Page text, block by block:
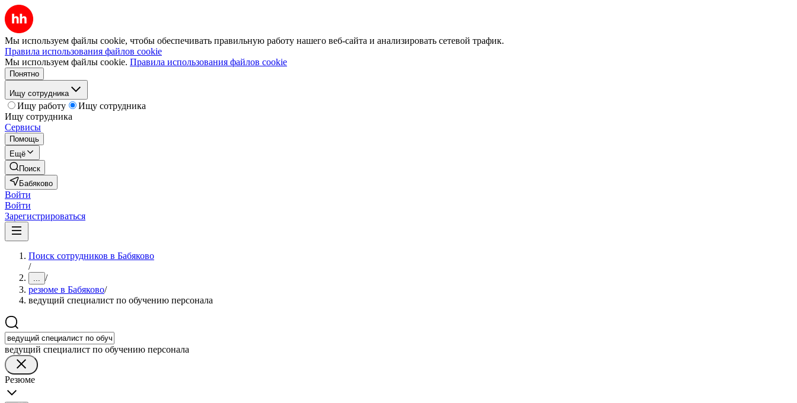
Мы используем файлы cookie, чтобы обеспечивать правильную работу нашего веб-сайта и анализировать сетевой трафик.
Правила использования файлов cookie
Мы используем файлы cookie. Правила использования файлов cookie
Понятно
Ищу сотрудника
Ищу работу
Ищу сотрудника
Ищу сотрудника
Сервисы
Помощь
Ещё
Поиск
Бабяково
Войти
Войти
Зарегистрироваться
Поиск сотрудников в Бабяково
/
... /
резюме в Бабяково/
ведущий специалист по обучению персонала
ведущий специалист по обучению персонала
Резюме